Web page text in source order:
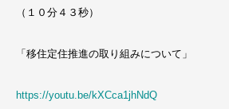
（１０分４３秒）
「移住定住推進の取り組みについて」
https://youtu.be/kXCca1jhNdQ